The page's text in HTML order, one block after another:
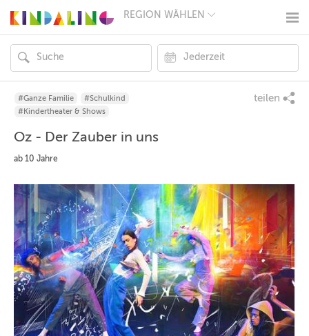
REGION WÄHLEN
MÜNCHEN
HAMBURG
FRANKFURT
KÖLN
HANNOVER
WIEN
ZÜRICH
ANDERE
REGIONEN
#Ganze Familie
#Schulkind
#Kindertheater & Shows
teilen
Oz - Der Zauber in uns
ab 10 Jahre